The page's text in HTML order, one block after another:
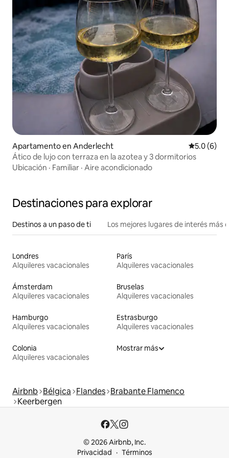
Apartamento en Anderlecht
5.0 (6)
Ático de lujo con terraza en la azotea y 3 dormitorios
Ubicación · Familiar · Aire acondicionado
Destinaciones para explorar
Destinos a un paso de ti Los mejores lugares de interés más
Londres
Alquileres vacacionales
París
Alquileres vacacionales
Ámsterdam
Alquileres vacacionales
Bruselas
Alquileres vacacionales
Hamburgo
Alquileres vacacionales
Estrasburgo
Alquileres vacacionales
Colonia
Alquileres vacacionales
Mostrar más
Airbnb Bélgica Flandes Brabante Flamenco
Keerbergen
© 2026 Airbnb, Inc.
Privacidad
Términos